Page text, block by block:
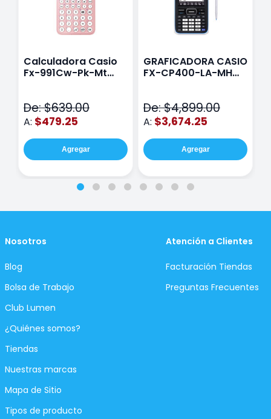
Calculadora Casio
Fx-991Cw-Pk-Mt
De: $639.00
A: $479.25
Agregar
GRAFICADORA CASIO
FX-CP400-LA-MH
De: $4,899.00
A: $3,674.25
Agregar
Nosotros
Blog
Bolsa de Trabajo
Club Lumen
¿Quiénes somos?
Tiendas
Nuestras marcas
Mapa de Sitio
Tipos de producto
Atención a Clientes
Facturación Tiendas
Preguntas Frecuentes